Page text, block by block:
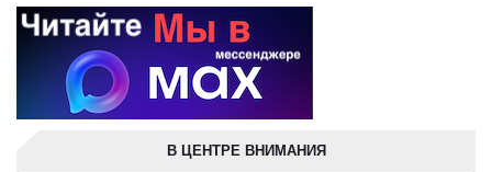
В ЦЕНТРЕ ВНИМАНИЯ